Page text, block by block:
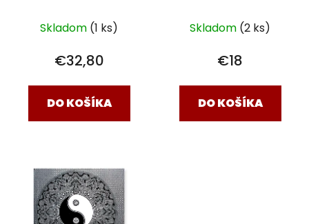
Skladom (1 ks)
€32,80
DO KOŠÍKA
Skladom (2 ks)
€18
DO KOŠÍKA